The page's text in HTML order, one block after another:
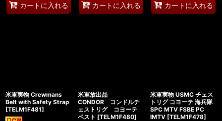
カートに入れる カートに入れる カートに入れる
米軍実物 Crewmans
Belt with Safety Strap
[TELM1F481]
米軍放出品
CONDOR コンドルチ
ェストリグ コヨーテ
ベスト [TELM1F480]
米軍実物 USMC チェス
トリグ コヨーテ 海兵隊
SPC MTV FSBE PC
IMTV [TELM1F478]